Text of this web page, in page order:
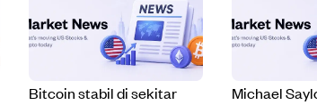
Bitcoin stabil di sekitar
Michael